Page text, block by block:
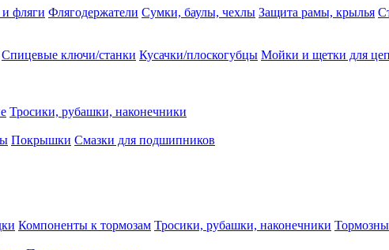
фляги Флягодержатели Сумки, баулы, чехлы Защита рамы, крылья
Спицевые ключи/станки Кусачки/плоскогубцы Мойки и щетки для
Тросики, рубашки, наконечники
Покрышки Смазки для подшипников
Компоненты к тормозам Тросики, рубашки, наконечники